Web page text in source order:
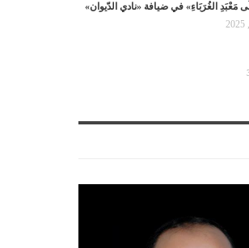
مَعْبَدِ الغُرَبَاءِ» في ضيافة «نادي الدّيوان»